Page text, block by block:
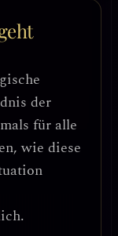
der
für alle
wie diese